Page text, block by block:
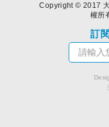
Copyright © 2017
權所
訂